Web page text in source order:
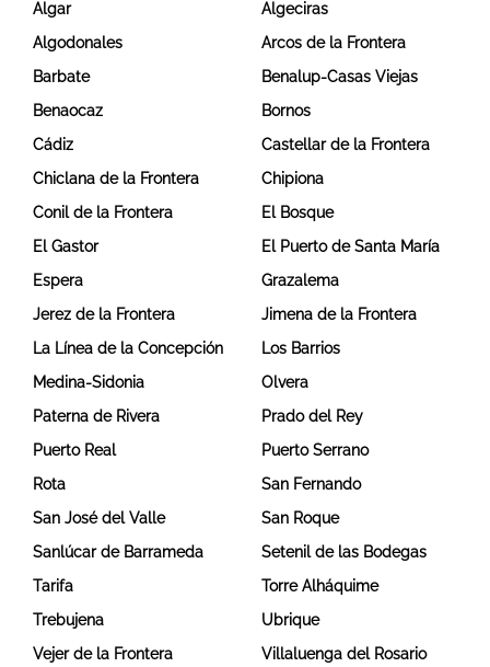
Algar
Algeciras
Algodonales
Arcos de la Frontera
Barbate
Benalup-Casas Viejas
Benaocaz
Bornos
Cádiz
Castellar de la Frontera
Chiclana de la Frontera
Chipiona
Conil de la Frontera
El Bosque
El Gastor
El Puerto de Santa María
Espera
Grazalema
Jerez de la Frontera
Jimena de la Frontera
La Línea de la Concepción
Los Barrios
Medina-Sidonia
Olvera
Paterna de Rivera
Prado del Rey
Puerto Real
Puerto Serrano
Rota
San Fernando
San José del Valle
San Roque
Sanlúcar de Barrameda
Setenil de las Bodegas
Tarifa
Torre Alháquime
Trebujena
Ubrique
Vejer de la Frontera
Villaluenga del Rosario